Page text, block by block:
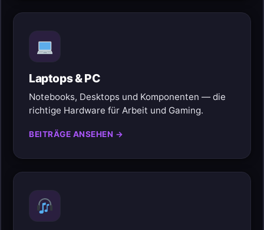
Laptops & PC
Notebooks, Desktops und Komponenten — die
richtige Hardware für Arbeit und Gaming.
BEITRÄGE ANSEHEN →